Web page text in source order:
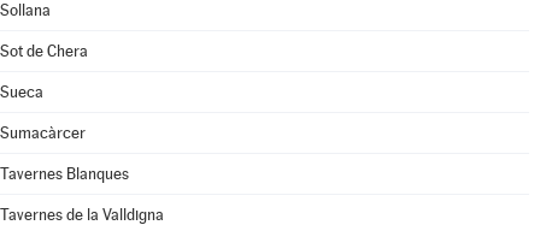
Sollana
Sot de Chera
Sueca
Sumacàrcer
Tavernes Blanques
Tavernes de la Valldigna